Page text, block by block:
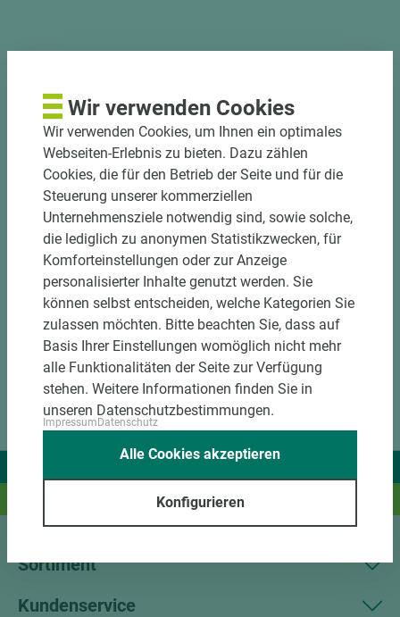
MATERIALVERBUND
DOWNLOADS
Und das passende Holz dazu.
Sortiment
Kundenservice
Wir verwenden Cookies
Wir verwenden Cookies, um Ihnen ein optimales
Webseiten-Erlebnis zu bieten. Dazu zählen
Cookies, die für den Betrieb der Seite und für die
Steuerung unserer kommerziellen
Unternehmensziele notwendig sind, sowie solche,
die lediglich zu anonymen Statistikzwecken, für
Komforteinstellungen oder zur Anzeige
personalisierter Inhalte genutzt werden. Sie
können selbst entscheiden, welche Kategorien Sie
zulassen möchten. Bitte beachten Sie, dass auf
Basis Ihrer Einstellungen womöglich nicht mehr
alle Funktionalitäten der Seite zur Verfügung
stehen. Weitere Informationen finden Sie in
unseren Datenschutzbestimmungen.
ImpressumDatenschutz
Konfigurieren
Alle Cookies akzeptieren